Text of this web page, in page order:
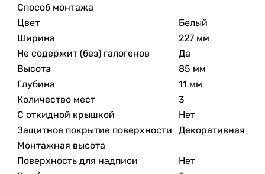
Способ монтажа
Цвет
Белый
Ширина
227 мм
Не содержит (без) галогенов
Да
Высота
85 мм
Глубина
11 мм
Количество мест
3
С откидной крышкой
Нет
Защитное покрытие поверхности
Декоративная
Монтажная высота
Поверхность для надписи
Нет